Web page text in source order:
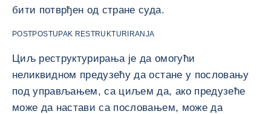
бити потврђен од стране суда.
POSTPOSTUPAK RESTRUKTURIRANJA
Циљ реструктурирања је да омогући
неликвидном предузећу да остане у пословању
под управљањем, са циљем да, ако предузеће
може да настави са пословањем, може да